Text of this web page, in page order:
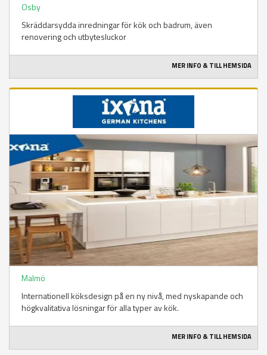
Osby
Skräddarsydda inredningar för kök och badrum, även
renovering och utbytesluckor
MER INFO & TILL HEMSIDA
Malmö
Internationell köksdesign på en ny nivå, med nyskapande och
högkvalitativa lösningar för alla typer av kök.
MER INFO & TILL HEMSIDA